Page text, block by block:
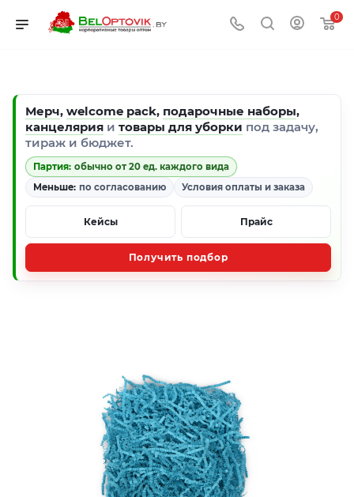
0
Мерч, welcome pack, подарочные наборы,
канцелярия и товары для уборки под задачу,
тираж и бюджет.
Партия: обычно от 20 ед. каждого вида
Меньше: по согласованию Условия оплаты и заказа
Кейсы Прайс
Получить подбор